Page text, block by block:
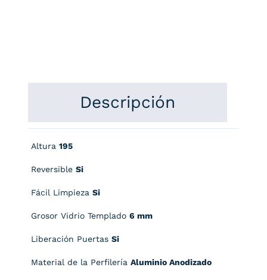
Descripción
Altura 195
Reversible Si
Fácil Limpieza Si
Grosor Vidrio Templado 6 mm
Liberación Puertas Si
Material de la Perfilería Aluminio Anodizado